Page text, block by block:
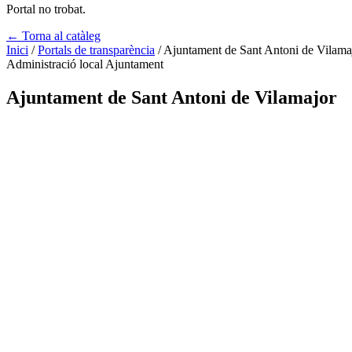
Portal no trobat.
← Torna al catàleg
Inici / Portals de transparència / Ajuntament de Sant Antoni de
Administració local Ajuntament
Ajuntament de Sant Antoni de Vilamajor